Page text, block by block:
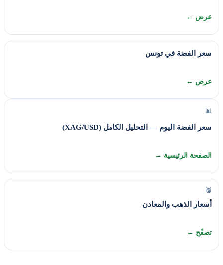
عرض ←
سعر الفضة في تونس
عرض ←
📊
سعر الفضة اليوم — التحليل الكامل (XAG/USD)
الصفحة الرئيسية ←
🥈
أسعار الذهب والمعادن
تصفّح ←